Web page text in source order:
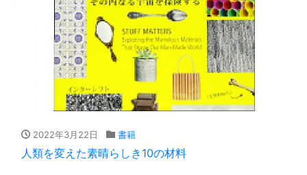
2022年3月22日 書籍
人類を変えた素晴らしき10の材料